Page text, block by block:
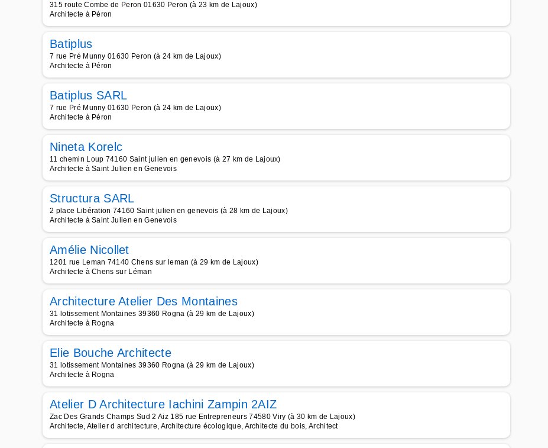
315 route Combe de Peron 01630 Peron (à 23 km de Lajoux)
Architecte à Péron
Batiplus
7 rue Pré Munny 01630 Peron (à 24 km de Lajoux)
Architecte à Péron
Batiplus SARL
7 rue Pré Munny 01630 Peron (à 24 km de Lajoux)
Architecte à Péron
Nineta Korelc
11 chemin Loup 74160 Saint julien en genevois (à 27 km de Lajoux)
Architecte à Saint Julien en Genevois
Structura SARL
2 place Libération 74160 Saint julien en genevois (à 28 km de Lajoux)
Architecte à Saint Julien en Genevois
Amélie Nicollet
1201 rue Leman 74140 Chens sur leman (à 29 km de Lajoux)
Architecte à Chens sur Léman
Architecture Atelier Des Montaines
31 lotissement Montaines 39360 Rogna (à 29 km de Lajoux)
Architecte à Rogna
Elie Bouche Architecte
31 lotissement Montaines 39360 Rogna (à 29 km de Lajoux)
Architecte à Rogna
Atelier D Architecture Iachini Zampin 2AIZ
Zac Des Grands Champs Sud 2 Aiz 185 rue Entrepreneurs 74580 Viry (à 30 km de Lajoux)
Architecte, Atelier d architecture, Architecture écologique, Architecte du bois, Architect